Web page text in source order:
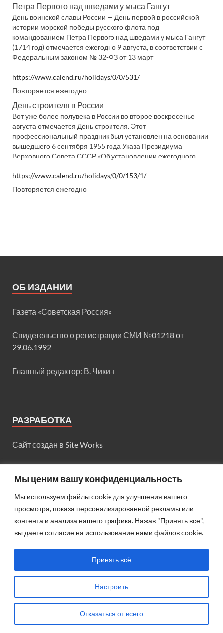
Мы ценим вашу конфиденциальность
Мы используем файлы cookie для улучшения вашего
просмотра, показа персонализированной рекламы или
контента и анализа нашего трафика. Нажав "Принять все",
вы даете согласие на использование нами файлов cookie.
Настроить
Отказаться от всего
Принять всё
Петра Первого над шведами у мыса Гангут
День воинской славы России — День первой в российской
истории морской победы русского флота под
командованием Петра Первого над шведами у мыса Гангут
(1714 год) отмечается ежегодно 9 августа, в соответствии с
Федеральным законом № 32-ФЗ от 13 март
https://www.calend.ru/holidays/0/0/531/
Повторяется ежегодно
День строителя в России
Вот уже более полувека в России во второе воскресенье
августа отмечается День строителя. Этот
профессиональный праздник был установлен на основании
вышедшего 6 сентября 1955 года Указа Президиума
Верховного Совета СССР «Об установлении ежегодного
https://www.calend.ru/holidays/0/0/153/1/
Повторяется ежегодно
ОБ ИЗДАНИИ
Газета «Советская Россия»
Свидетельство о регистрации СМИ №01218 от
29.06.1992
Главный редактор: В. Чикин
РАЗРАБОТКА
Сайт создан в Site Works
ВОЗРАСТНОЕ ОГРАНИЧЕНИЕ
21+
Блог редакции